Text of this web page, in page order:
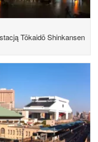
Tōkaidō Shinkansen